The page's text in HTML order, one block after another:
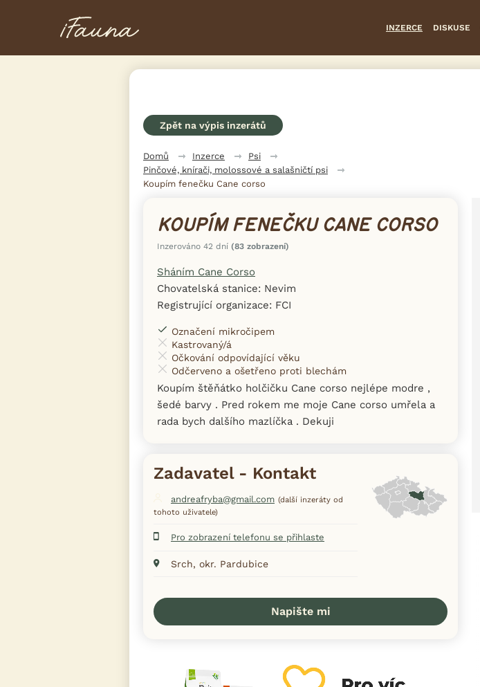
INZERCE DISKUSE
Zpět na výpis inzerátů
Domů Inzerce
Psi
Pinčové, knírači, molossové a salašničtí psi
Koupím fenečku Cane corso
KOUPÍM FENEČKU CANE CORSO
Inzerováno 42 dní (83 zobrazení)
Sháním Cane Corso
Chovatelská stanice: Nevim
Registrující organizace: FCI
Označení mikročipem
Kastrovaný/á
Očkování odpovídající věku
Odčerveno a ošetřeno proti blechám
Koupím štěňátko holčičku Cane corso nejlépe modre ,
šedé barvy . Pred rokem me moje Cane corso umřela a
rada bych dalšího mazlíčka . Dekuji
Zadavatel - Kontakt
andreafryba@gmail.com (další inzeráty od
tohoto uživatele)
Pro zobrazení telefonu se přihlaste
Srch, okr. Pardubice
Napište mi